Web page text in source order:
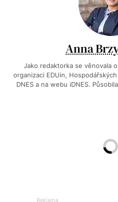
Anna
Jako redaktorka se věnovala
organizaci EDUin,
DNES a na webu iDNES.